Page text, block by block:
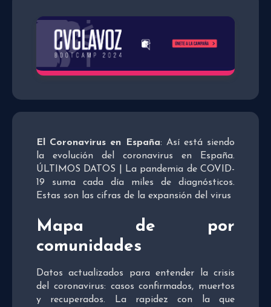
El Coronavirus en España: Así está siendo
la evolución del coronavirus en España.
ÚLTIMOS DATOS | La pandemia de COVID-
19 suma cada día miles de diagnósticos.
Estas son las cifras de la expansión del virus
Mapa de por
comunidades
Datos actualizados para entender la crisis
del coronavirus: casos confirmados, muertos
y recuperados. La rapidez con la que